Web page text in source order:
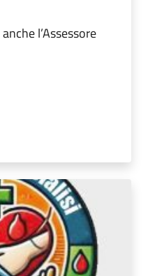
l’Assessore